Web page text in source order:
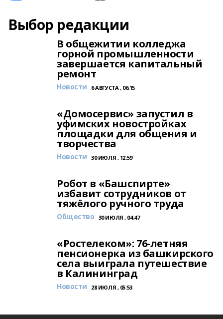
Выбор редакции
В общежитии колледжа
горной промышленности
завершается капитальный
ремонт
Новости 6 АВГУСТА , 06:15
«Домосервис» запустил в
уфимских новостройках
площадки для общения и
творчества
Новости 30 ИЮЛЯ , 12:59
Робот в «Башспирте»
избавит сотрудников от
тяжёлого ручного труда
Общество 30 ИЮЛЯ , 04:47
«Ростелеком»: 76-летняя
пенсионерка из башкирского
села выиграла путешествие
в Калининград
Новости 28 ИЮЛЯ , 05:53